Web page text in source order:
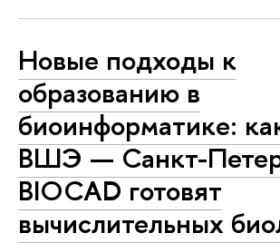
Новые подходы к
образованию в
биоинформатике:
ВШЭ — Санкт-
BIOCAD готовят
вычислительных